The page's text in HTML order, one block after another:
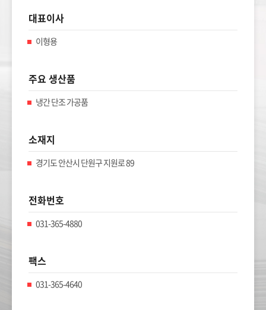
대표이사
이형용
주요 생산품
냉간 단조 가공품
소재지
경기도 안산시 단원구 지원로 89
전화번호
031-365-4880
팩스
031-365-4640